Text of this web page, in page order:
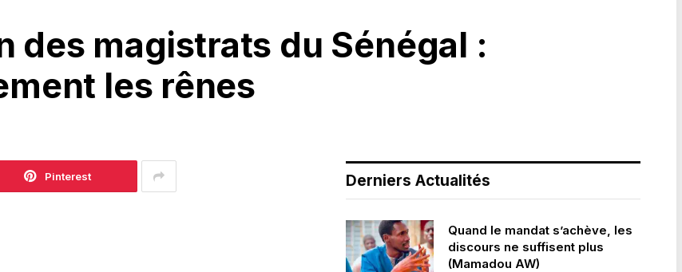
des magistrats du Sénégal :
les rênes
Pinterest Derniers Actualités
Quand le mandat s’achève, les
discours ne suffisent plus
(Mamadou AW)